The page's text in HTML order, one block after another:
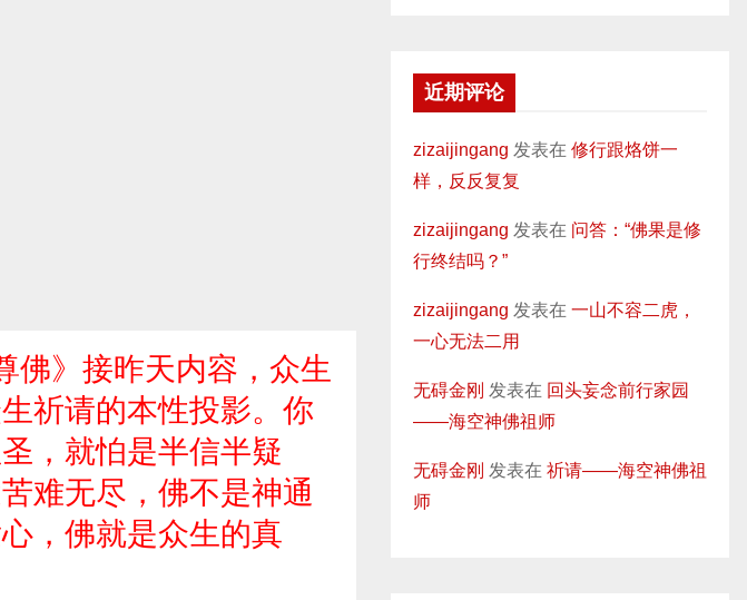
佛》接昨天内容，众生
祈请的本性投影。你
，就怕是半信半疑
难无尽，佛不是神通
，佛就是众生的真
近期评论
zizaijingang 发表在 修行跟烙饼一
样，反反复复
zizaijingang 发表在 问答：“佛果是修
行终结吗？”
zizaijingang 发表在 一山不容二虎，
一心无法二用
无碍金刚 发表在 回头妄念前行家园
——海空神佛祖师
无碍金刚 发表在 祈请——海空神佛祖
师